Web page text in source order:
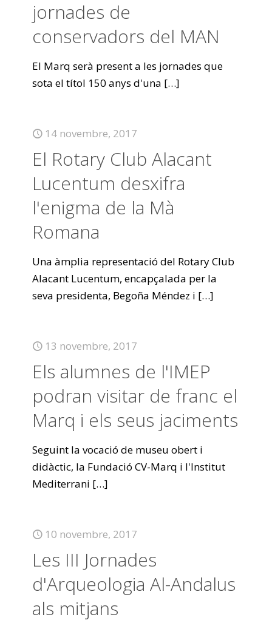
jornades de
conservadors del MAN
El Marq serà present a les jornades que
sota el títol 150 anys d'una […]
14 novembre, 2017
El Rotary Club Alacant
Lucentum desxifra
l'enigma de la Mà
Romana
Una àmplia representació del Rotary Club
Alacant Lucentum, encapçalada per la
seva presidenta, Begoña Méndez i […]
13 novembre, 2017
Els alumnes de l'IMEP
podran visitar de franc el
Marq i els seus jaciments
Seguint la vocació de museu obert i
didàctic, la Fundació CV-Marq i l'Institut
Mediterrani […]
10 novembre, 2017
Les III Jornades
d'Arqueologia Al-Andalus
als mitjans